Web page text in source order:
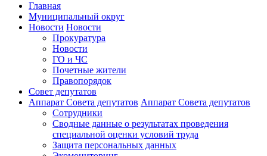
Главная
Муниципальный округ
Новости Новости
Прокуратура
Новости
ГО и ЧС
Почетные жители
Правопорядок
Совет депутатов
Аппарат Совета депутатов Аппарат Совета депутатов
Сотрудники
Сводные данные о результатах проведения
специальной оценки условий труда
Защита персональных данных